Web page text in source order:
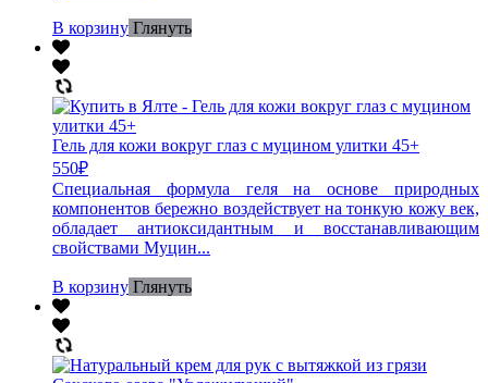
В корзину Глянуть
Гель для кожи вокруг глаз с муцином улитки 45+
550₽
Специальная формула геля на основе природных
компонентов бережно воздействует на тонкую кожу век,
обладает антиоксидантным и восстанавливающим
свойствами Муцин...
В корзину Глянуть